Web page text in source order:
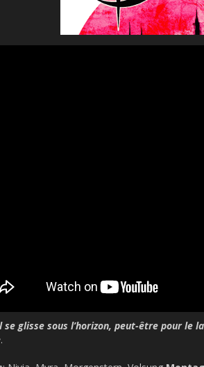
se glisse sous l’horizon, peut-être pour le
.